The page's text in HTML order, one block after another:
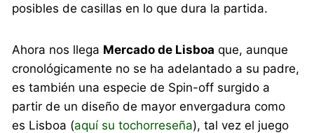
posibles de casillas en lo que dura la partida.
Ahora nos llega Mercado de Lisboa que, aunque
cronológicamente no se ha adelantado a su padre,
es también una especie de Spin-off surgido a
partir de un diseño de mayor envergadura como
es Lisboa (aquí su tochorreseña), tal vez el juego